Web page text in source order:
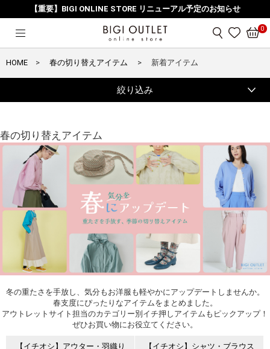
【重要】BIGI ONLINE STORE リニューアル予定のお知らせ
0
HOME 春の切り替えアイテム 新着アイテム
絞り込み
春の切り替えアイテム
冬の重たさを手放し、気分もお洋服も軽やかにアップデートしませんか。
春支度にぴったりなアイテムをまとめました。
アウトレットサイト担当のカテゴリー別イチ押しアイテムもピックアップ！
ぜひお買い物にお役立てください。
【イチオシ】アウター・羽織り 【イチオシ】シャツ・ブラウス